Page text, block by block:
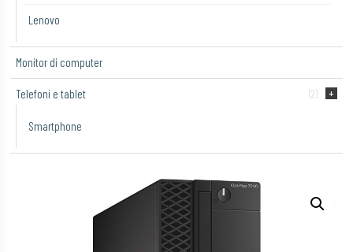
Lenovo
Monitor di computer
Telefoni e tablet (2)
Smartphone